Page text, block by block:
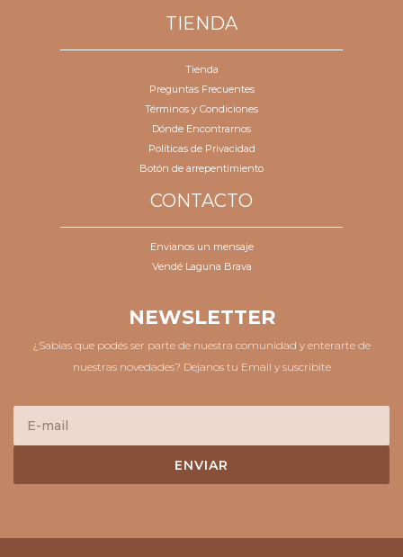
TIENDA
Tienda
Preguntas Frecuentes
Términos y Condiciones
Dónde Encontrarnos
Políticas de Privacidad
Botón de arrepentimiento
CONTACTO
Envianos un mensaje
Vendé Laguna Brava
NEWSLETTER
¿Sabias que podés ser parte de nuestra comunidad y enterarte de
nuestras novedades? Dejanos tu Email y suscribite